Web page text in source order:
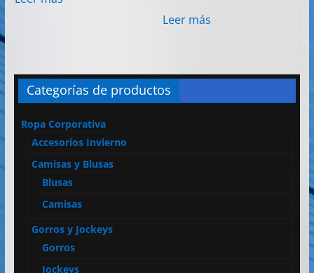
Leer más
Categorías de productos
Ropa Corporativa
Accesorios Invierno
Camisas y Blusas
Blusas
Camisas
Gorros y Jockeys
Gorros
Jockeys